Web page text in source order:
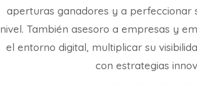
aperturas ganadores y a perfeccionar
nivel. También asesoro a empresas y
el entorno digital, multiplicar su
con estrategias